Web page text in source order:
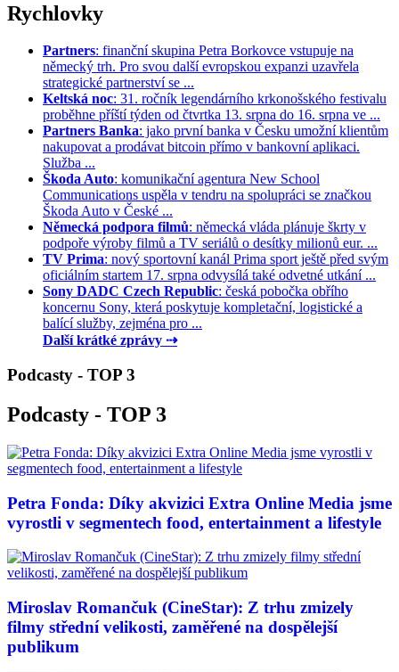
Rychlovky
Partners: finanční skupina Petra Borkovce vstupuje na
německý trh. Pro svou další evropskou expanzi uzavřela
strategické partnerství se ...
Keltská noc: 31. ročník legendárního krkonošského festivalu
proběhne příští týden od čtvrtka 13. srpna do 16. srpna ve ...
Partners Banka: jako první banka v Česku umožní klientům
nakupovat a prodávat bitcoin přímo v bankovní aplikaci.
Služba ...
Škoda Auto: komunikační agentura New School
Communications uspěla v tendru na spolupráci se značkou
Škoda Auto v České ...
Německá podpora filmů: německá vláda plánuje škrty v
podpoře výroby filmů a TV seriálů o desítky milionů eur. ...
TV Prima: nový sportovní kanál Prima sport ještě před svým
oficiálním startem 17. srpna odvysílá také odvetné utkání ...
Sony DADC Czech Republic: česká pobočka obřího
koncernu Sony, která poskytuje kompletační, logistické a
balící služby, zejména pro ...
Další krátké zprávy ⇢
Podcasty - TOP 3
Podcasty - TOP 3
Petra Fonda: Díky akvizici Extra Online Media jsme
vyrostli v segmentech food, entertainment a lifestyle
Miroslav Romančuk (CineStar): Z trhu zmizely
filmy střední velikosti, zaměřené na dospělejší
publikum